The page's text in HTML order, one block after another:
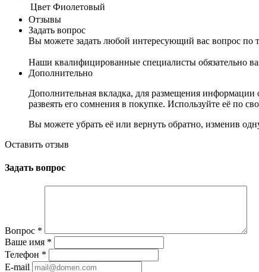
Цвет Фиолетовый
Отзывы
Задать вопрос
Вы можете задать любой интересующий вас вопрос по
Наши квалифицированные специалисты обязательно
Дополнительно
Дополнительная вкладка, для размещения
развеять его сомнения в покупке. Используйте её по
Вы можете убрать её или вернуть обратно, изменив
Оставить отзыв
Задать вопрос
Вопрос *
Ваше имя *
Телефон *
E-mail